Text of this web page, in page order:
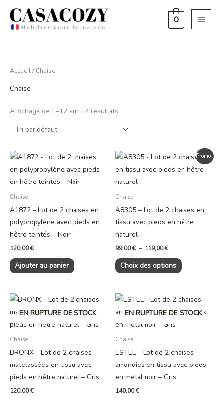
contenu
Menu
0
Accueil/ Chaise
Chaise
Affichage de 1–12 sur 17 résultats
Chaise
A1872 – Lot de 2 chaises en
polypropylène avec pieds en
hêtre teintés – Noir
120,00€
Ajouter au panier
Promo !
Chaise
A8305 – Lot de 2 chaises en
tissu avec pieds en hêtre
naturel
99,00€ – 119,00€
Plage
prix :
Choix des options
Ce
produit
variations.
Les
choisies
page
du
EN RUPTURE DE STOCK
Chaise
BRONX – Lot de 2 chaises
matelassées en tissu avec
pieds en hêtre naturel – Gris
120,00€
EN RUPTURE DE STOCK
Chaise
ESTEL – Lot de 2 chaises
arrondies en tissu avec pieds
en métal noir – Gris
140,00€